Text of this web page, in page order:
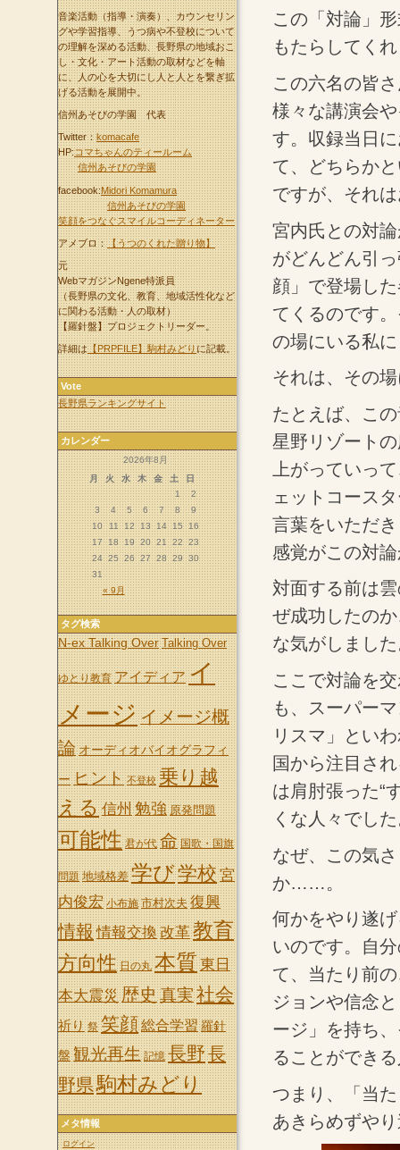
この「対論」
もたらしてく
この六名の皆
様々な講演会
す。収録当日
て、どちらか
ですが、それ
宮内氏との対
がどんどん引
顔」で登場し
てくるのです
の場にいる私
それは、その
たとえば、こ
星野リゾート
上がっていっ
ェットコース
言葉をいただ
感覚がこの対
対面する前は
ぜ成功したの
な気がしまし
ここで対論を
も、スーパー
リスマ」とい
国から注目さ
は肩肘張った“
くな人々でし
なぜ、この気
か……。
何かをやり遂
いのです。自
て、当たり前
ジョンや信念
ージ」を持ち
ることができ
つまり、「当
あきらめずや
音楽活動（指導・演奏）、カウンセリン
グや学習指導、うつ病や不登校について
の理解を深める活動、長野県の地域おこ
し・文化・アート活動の取材などを軸
に、人の心を大切にし人と人とを繋ぎ拡
げる活動を展開中。
信州あそびの学園 代表
Twitter：komacafe
HP:コマちゃんのティールーム
信州あそびの学園
facebook:Midori Komamura
信州あそびの学園
笑顔をつなぐスマイルコーディネーター
アメブロ：【うつのくれた贈り物】
元
WebマガジンNgene特派員
（長野県の文化、教育、地域活性化など
に関わる活動・人の取材）
【羅針盤】プロジェクトリーダー。
詳細は【PRPFILE】駒村みどりに記載。
Vote
長野県ランキングサイト
カレンダー
2026年8月
月
火 水 木 金 土 日
« 9月
1
2
3
4 5 6 7 8
9
10
11 12 13 14 15
16
17
18 19 20 21 22
23
24
25 26 27 28 29
30
31
タグ検索
N-ex Talking Over Talking Over
ゆとり教育 アイディア イ
メージ イメージ概
論 オーディオバイオグラフィ
ー ヒント 不登校 乗り越
える信州 勉強 原発問題
可能性 君が代 命 国歌・国旗
問題 地域格差 学び学校 宮
内俊宏 小布施 市村次夫 復興
情報情報交換 改革教育
方向性 日の丸 本質東日
本大震災 歴史 真実社会
祈り 祭 笑顔総合学習 羅針
盤 観光再生 記憶 長野長
野県駒村みどり
メタ情報
ログイン